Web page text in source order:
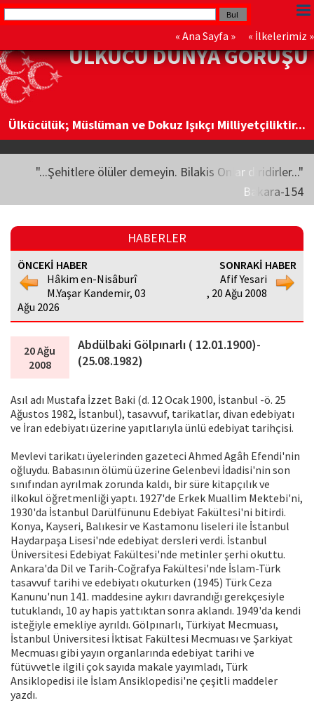
« Ana Sayfa » « İlkelerimiz »
ÜLKÜCÜ DÜNYA GÖRÜŞÜ
Ülkücülük; Müslüman ve Dokuz Işıkçı Milliyetçiliktir...
"...Şehitlere ölüler demeyin. Bilakis Onlar diridirler..."
Bakara-154
HABERLER
ÖNCEKİ HABER
Hâkim en-Nisâburî
M.Yaşar Kandemir, 03
Ağu 2026
SONRAKİ HABER
Afif Yesari
, 20 Ağu 2008
20 Ağu
2008
Abdülbaki Gölpınarlı ( 12.01.1900)-
(25.08.1982)
Asıl adı Mustafa İzzet Baki (d. 12 Ocak 1900, İstanbul -ö. 25
Ağustos 1982, İstanbul), tasavvuf, tarikatlar, divan edebiyatı
ve İran edebiyatı üzerine yapıtlarıyla ünlü edebiyat tarihçisi.
Mevlevi tarikatı üyelerinden gazeteci Ahmed Agâh Efendi'nin
oğluydu. Babasının ölümü üzerine Gelenbevi İdadisi'nin son
sınıfından ayrılmak zorunda kaldı, bir süre kitapçılık ve
ilkokul öğretmenliği yaptı. 1927'de Erkek Muallim Mektebi'ni,
1930'da İstanbul Darülfünunu Edebiyat Fakültesi'ni bitirdi.
Konya, Kayseri, Balıkesir ve Kastamonu liseleri ile İstanbul
Haydarpaşa Lisesi'nde edebiyat dersleri verdi. İstanbul
Üniversitesi Edebiyat Fakültesi'nde metinler şerhi okuttu.
Ankara'da Dil ve Tarih-Coğrafya Fakültesi'nde İslam-Türk
tasavvuf tarihi ve edebiyatı okuturken (1945) Türk Ceza
Kanunu'nun 141. maddesine aykırı davrandığı gerekçesiyle
tutuklandı, 10 ay hapis yattıktan sonra aklandı. 1949'da kendi
isteğiyle emekliye ayrıldı. Gölpınarlı, Türkiyat Mecmuası,
İstanbul Üniversitesi İktisat Fakültesi Mecmuası ve Şarkiyat
Mecmuası gibi yayın organlarında edebiyat tarihi ve
fütüvvetle ilgili çok sayıda makale yayımladı, Türk
Ansiklopedisi ile İslam Ansiklopedisi'ne çeşitli maddeler
yazdı.